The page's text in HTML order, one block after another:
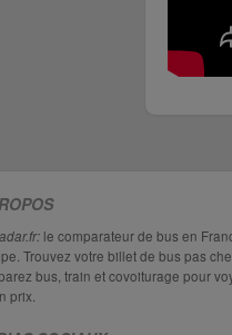
le comparateur de bus en
Trouvez votre billet de bus pas
bus, train et covoiturage pour
prix.